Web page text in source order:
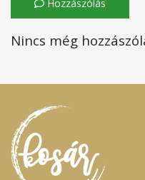
Hozzászólás
Nincs még